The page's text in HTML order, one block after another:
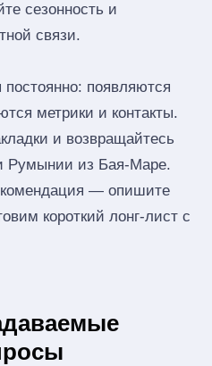
сезонность и
связи.
появляются
метрики и контакты.
и возвращайтесь
Румынии из Бая-Маре.
— опишите
короткий лонг‑лист с